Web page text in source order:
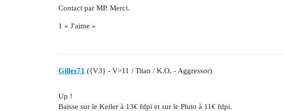
Contact par MP. Merci.
1 « J'aime »
Gilles71 ({V3} - V>11 / Titan / K.O. - Aggressor)
Up !
Baisse sur le Keiler à 13€ fdpi et sur le Pluto à 11€ fdpi.